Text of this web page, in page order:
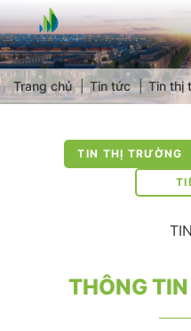
Trang chủ Tin tức Tin thị
TIN THỊ TRƯỜNG
THÔNG